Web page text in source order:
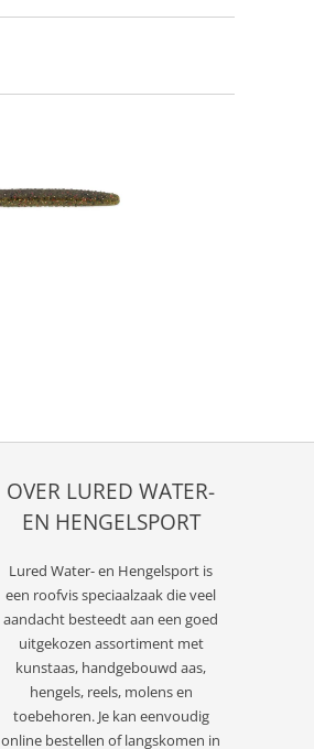
OVER LURED WATER-
EN HENGELSPORT
Lured Water- en Hengelsport is
een roofvis speciaalzaak die veel
aandacht besteedt aan een goed
uitgekozen assortiment met
kunstaas, handgebouwd aas,
hengels, reels, molens en
toebehoren. Je kan eenvoudig
online bestellen of langskomen in